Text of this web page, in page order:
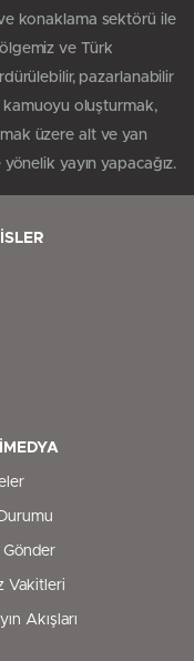
konaklama sektörü ile
ve Türk
pazarlanabilir
kamuoyu oluşturmak,
üzere alt ve yan
yayın yapacağız.
Gönder
Vakitleri
Akışları